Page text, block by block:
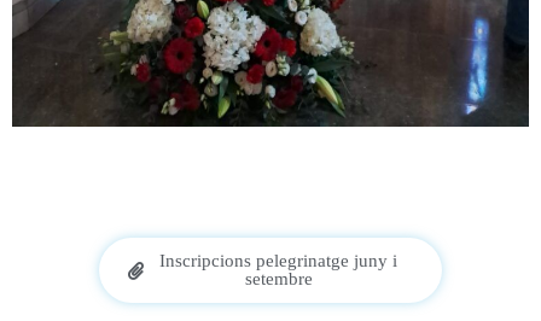
Inscripcions pelegrinatge juny i
setembre